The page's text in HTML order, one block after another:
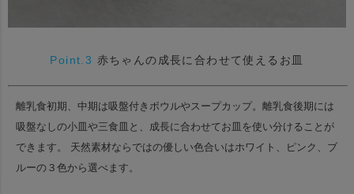
Point.3 赤ちゃんの成長に合わせて使えるお皿
離乳食初期、中期は吸盤付きボウルやスープカップ。 離乳食後期には
吸盤なしの小皿や三食皿と、成長に合わせてお皿を使い分けることが
できます。
天然素材ならではの優しい色合いはホワイト、ピンク、ブ
ルーの３色から選べます。